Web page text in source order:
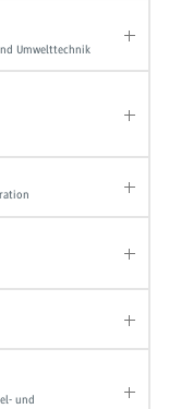
Umwelttechnik
und